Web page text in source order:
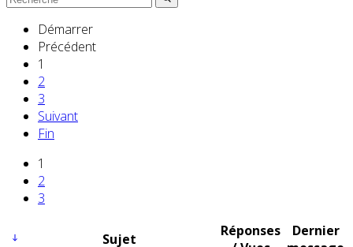
Démarrer
Précédent
1
2
3
Suivant
Fin
1
2
3
Sujet
Réponses
Dernier